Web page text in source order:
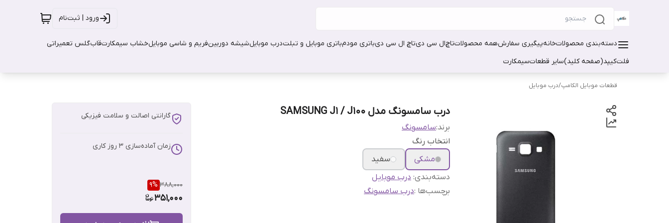
ورود | ثبت‌نام
دسته‌بندی محصولاتخانهپیگیری سفارشهمه محصولاتتاچال سی دیتاچ ال سی دیباتری مودمباتری موبایل و تبلتدرب موبایلشیشه دوربینفریم و شاسی موبایلخشاب سیمکارتقابگلس تعمیراتی
فلتکیپد(صفحه کلید)سایر قطعاتسیمکارت
قطعات موبایل الکامپ/درب موبایل
درب سامسونگ مدل SAMSUNG J1 / J100
برند:سامسونگ
انتخاب رنگ
مشکی
سفید
دسته‌بندی: درب موبایل
برچسب‌ها :درب سامسونگ
گارانتی اصالت و سلامت فیزیکی
زمان آماده‌سازی 3 روز کاری
388,000
9%
351,000